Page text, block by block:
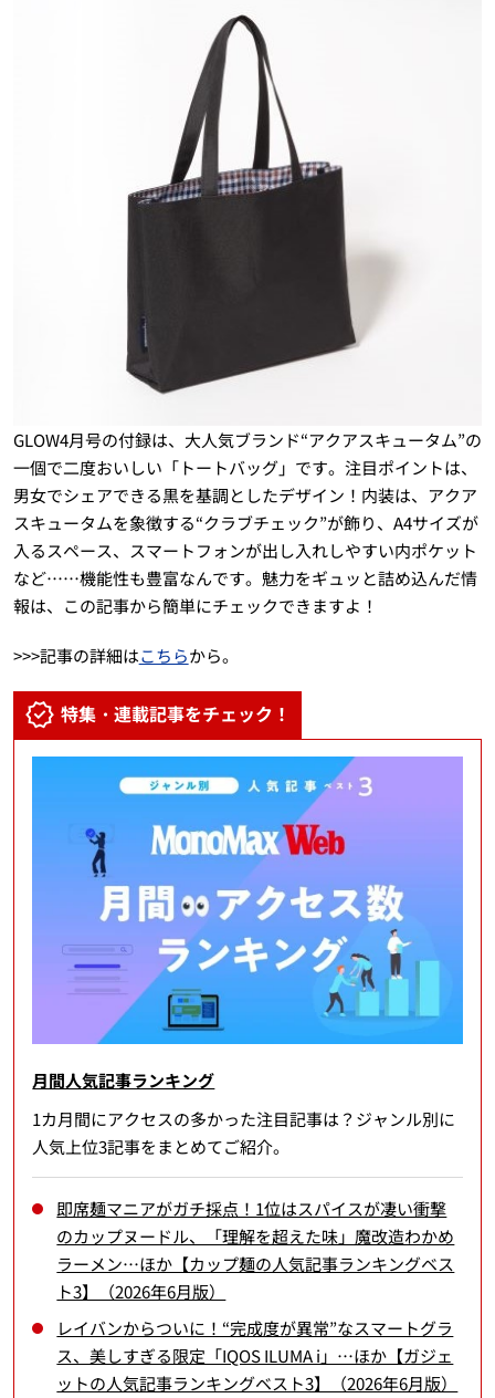
GLOW4月号の付録は、大人気ブランド“アクアスキュータム”の
一個で二度おいしい「トートバッグ」です。注目ポイントは、
男女でシェアできる黒を基調としたデザイン！内装は、アクア
スキュータムを象徴する“クラブチェック”が飾り、A4サイズが
入るスペース、スマートフォンが出し入れしやすい内ポケット
など……機能性も豊富なんです。魅力をギュッと詰め込んだ情
報は、この記事から簡単にチェックできますよ！
>>>記事の詳細はこちらから。
特集・連載記事をチェック！
月間人気記事ランキング
1カ月間にアクセスの多かった注目記事は？ジャンル別に
人気上位3記事をまとめてご紹介。
即席麺マニアがガチ採点！1位はスパイスが凄い衝撃
のカップヌードル、「理解を超えた味」魔改造わかめ
ラーメン…ほか【カップ麺の人気記事ランキングベス
ト3】（2026年6月版）
レイバンからついに！“完成度が異常”なスマートグラ
ス、美しすぎる限定「IQOS ILUMA i」…ほか【ガジェ
ットの人気記事ランキングベスト3】（2026年6月版）